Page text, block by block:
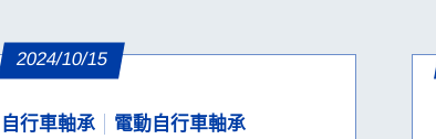
2024/10/15
自行車軸承 電動自行車軸承